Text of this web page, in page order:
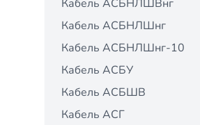
Кабель АСБНЛШВнг
Кабель АСБНЛШнг
Кабель АСБНЛШнг-10
Кабель АСБУ
Кабель АСБШВ
Кабель АСГ